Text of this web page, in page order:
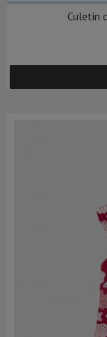
Culetín